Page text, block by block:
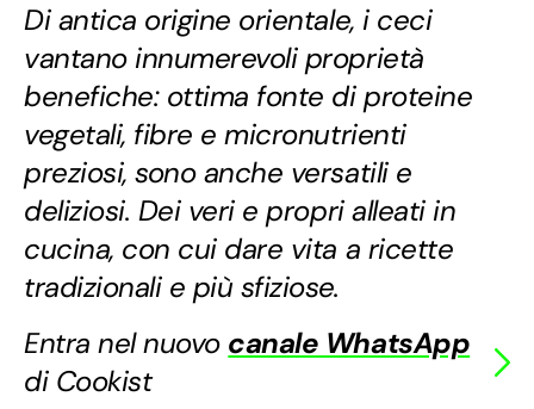
Di antica origine orientale, i ceci
vantano innumerevoli proprietà
benefiche: ottima fonte di proteine
vegetali, fibre e micronutrienti
preziosi, sono anche versatili e
deliziosi. Dei veri e propri alleati in
cucina, con cui dare vita a ricette
tradizionali e più sfiziose.
Entra nel nuovo canale WhatsApp
di Cookist